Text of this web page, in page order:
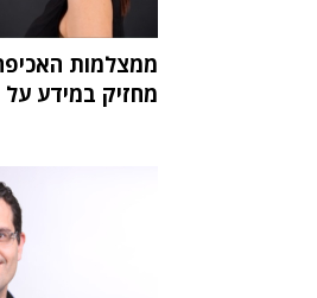
ממצלמות
מחזיק במידע